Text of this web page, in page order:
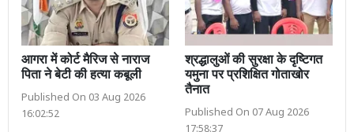
आगरा में कोर्ट मैरिज से नाराज
पिता ने बेटी की हत्या कबूली
Published On 03 Aug 2026
16:02:52
श्रद्धालुओं की सुरक्षा के दृष्टिगत
यमुना पर प्रशिक्षित गोताखोर
तैनात
Published On 07 Aug 2026
17:58:37